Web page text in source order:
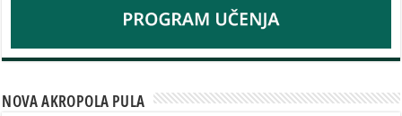
NOVA AKROPOLA PULA